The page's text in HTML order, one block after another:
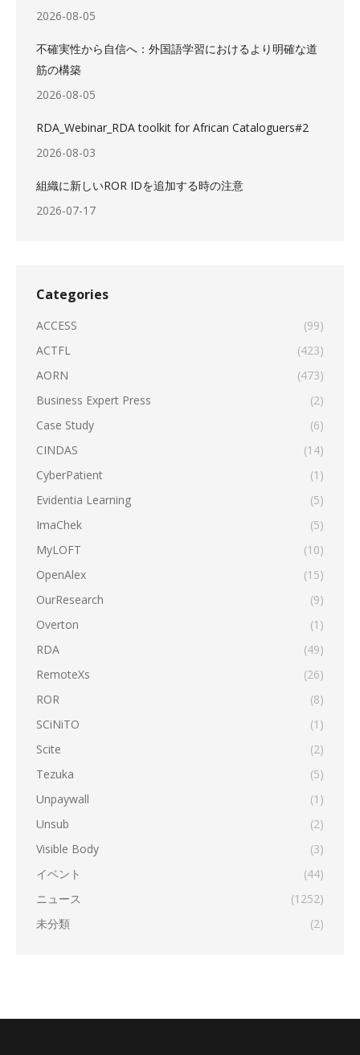
2026-08-05
不確実性から自信へ：外国語学習におけるより明確な道
筋の構築
2026-08-05
RDA_Webinar_RDA toolkit for African Cataloguers#2
2026-08-03
組織に新しいROR IDを追加する時の注意
2026-07-17
Categories
ACCESS
(99)
ACTFL
(423)
AORN
(473)
Business Expert Press
(2)
Case Study
(6)
CINDAS
(14)
CyberPatient
(1)
Evidentia Learning
(5)
ImaChek
(5)
MyLOFT
(10)
OpenAlex
(15)
OurResearch
(9)
Overton
(1)
RDA
(49)
RemoteXs
(26)
ROR
(8)
SCiNiTO
(1)
Scite
(2)
Tezuka
(5)
Unpaywall
(1)
Unsub
(2)
Visible Body
(3)
イベント
(44)
ニュース
(1252)
未分類
(2)